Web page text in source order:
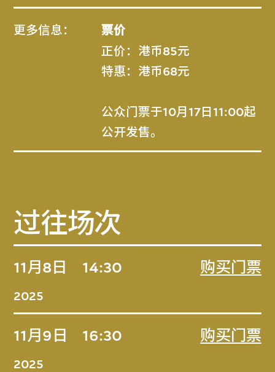
更多信息： 票价
正价：港币85元
特惠：港币68元
公众门票于10月17日11:00起
公开发售。
过往场次
11月8日
2025
14:30 购买门票
11月9日
2025
16:30 购买门票